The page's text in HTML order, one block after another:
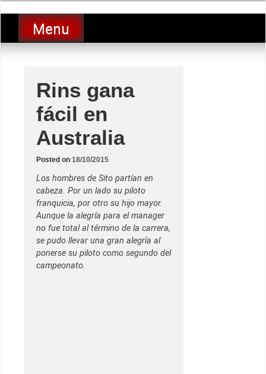
to
contentLucio Lopez GP
luciolopezgp
Menu
Rins gana
fácil en
Australia
Posted on 18/10/2015
Los hombres de Sito partían en
cabeza. Por un lado su piloto
franquicia, por otro su hijo mayor.
Aunque la alegría para el manager
no fue total al término de la carrera,
se pudo llevar una gran alegría al
ponerse su piloto como segundo del
campeonato.